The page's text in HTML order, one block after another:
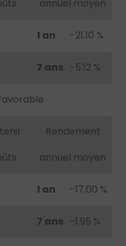
annuel moyen
1 an -21.10 %
7 ans -5.12 %
Rendement
annuel moyen
1 an -17.00 %
7 ans -1.95 %